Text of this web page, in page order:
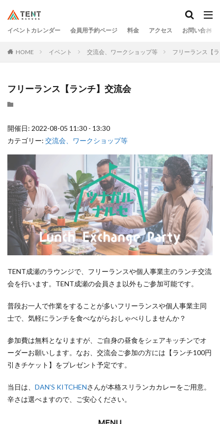
イベントカレンダー 会員用予約ページ 料金 アクセス お問い合わせ
HOME イベント 交流会、ワークショップ等 フリーランス【
フリーランス【ランチ】交流会
開催日: 2022-08-05 11:30 - 13:30
カテゴリー: 交流会、ワークショップ等
TENT成瀬のラウンジで、フリーランスや個人事業主のランチ交流
会を行います。TENT成瀬の会員さま以外もご参加可能です。
普段お一人で作業をすることが多いフリーランスや個人事業主同
士で、気軽にランチを食べながらおしゃべりしませんか？
参加費は無料となりますが、ご自身の昼食をシェアキッチンでオ
ーダーお願いします。なお、交流会ご参加の方には【ランチ100円
引きチケット】をプレゼント予定です。
当日は、 DAN’S KITCHENさんが本格スリランカカレーをご用意。
辛さは選べますので、ご安心ください。